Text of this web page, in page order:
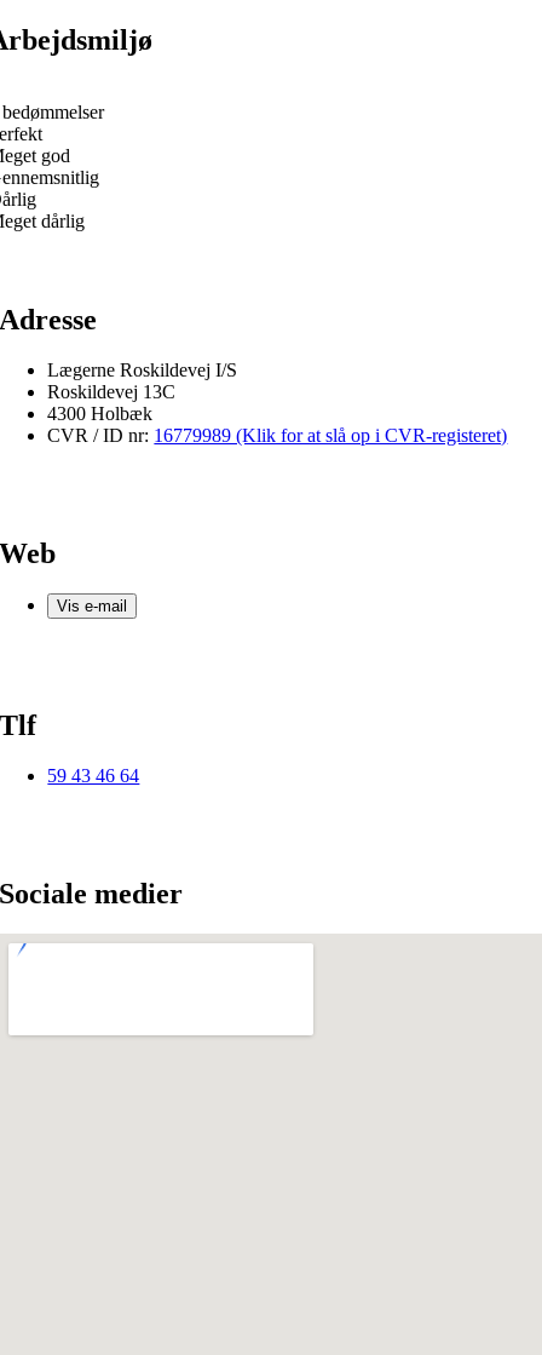
god
dårlig
Adresse
Lægerne Roskildevej I/S
Roskildevej 13C
4300 Holbæk
CVR / ID nr: 16779989 (Klik for at slå op i CVR-registeret)
Web
Vis e-mail
Tlf
59 43 46 64
Sociale medier